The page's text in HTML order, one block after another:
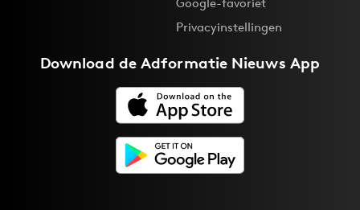
Privacyinstellingen
Download deAdformatie Nieuws App